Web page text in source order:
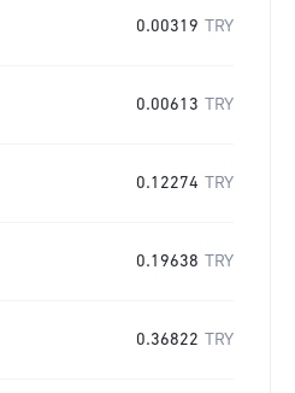
0.00319 TRY
0.00613 TRY
0.12274 TRY
0.19638 TRY
0.36822 TRY